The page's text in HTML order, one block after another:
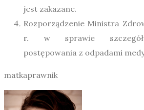
jest zakazane.
Rozporządzenie Ministra
r. w sprawie
postępowania z odpadami
matkaprawnik